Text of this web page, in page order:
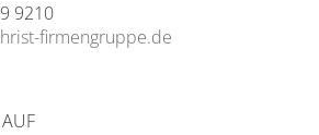
9210
firmengruppe.de